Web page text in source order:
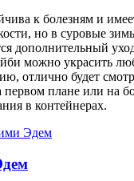
к болезням и
но в суровые
дополнительный
можно украсить
отлично будет
первом плане или на
в контейнерах.